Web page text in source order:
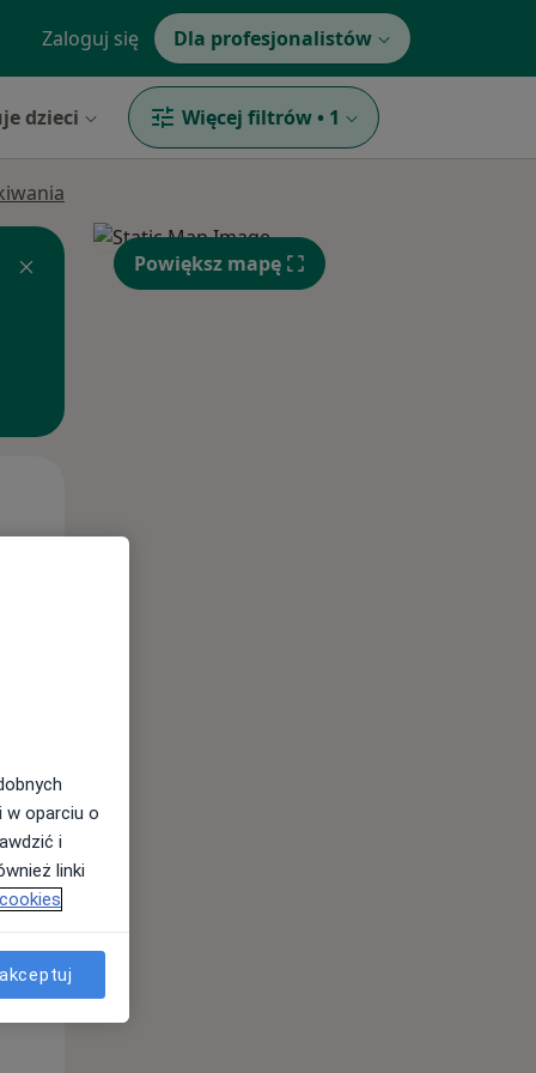
Zaloguj się Dla profesjonalistów
dzieci Więcej filtrów • 1
Śr,
12 Sie
Powiększ mapę
w oparciu o
i
linki